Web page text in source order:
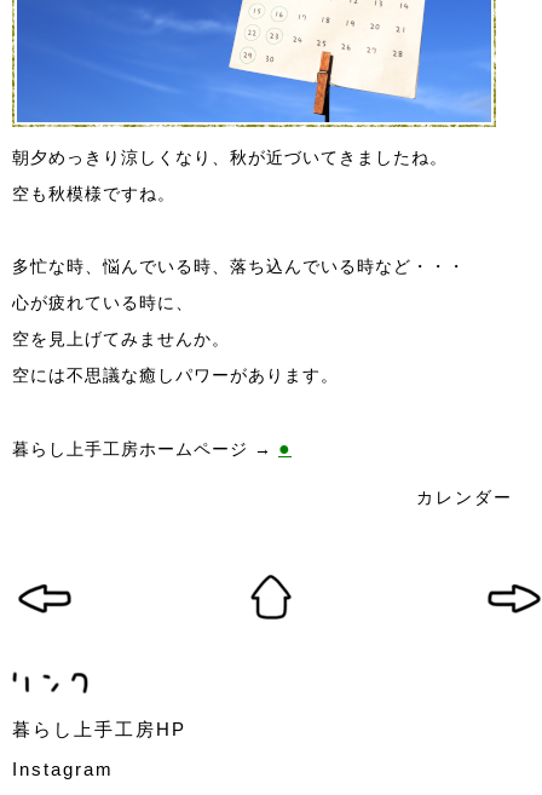
朝夕めっきり涼しくなり、秋が近づいてきましたね。
空も秋模様ですね。
多忙な時、悩んでいる時、落ち込んでいる時など・・・
心が疲れている時に、
空を見上げてみませんか。
空には不思議な癒しパワーがあります。
暮らし上手工房ホームページ → ●
カレンダー
暮らし上手工房HP
Instagram